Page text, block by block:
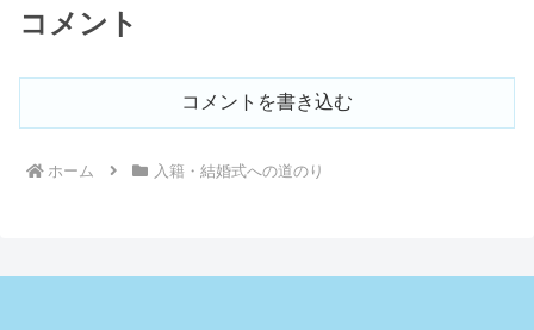
コメント
コメントを書き込む
ホーム 入籍・結婚式への道のり